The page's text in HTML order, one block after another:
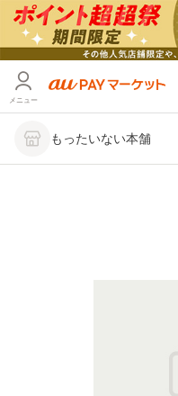
メニュー
もったいない本舗